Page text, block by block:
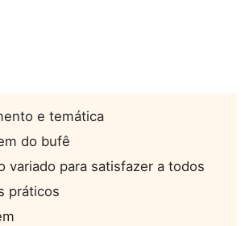
e temática
do bufê
variado para satisfazer a todos
práticos